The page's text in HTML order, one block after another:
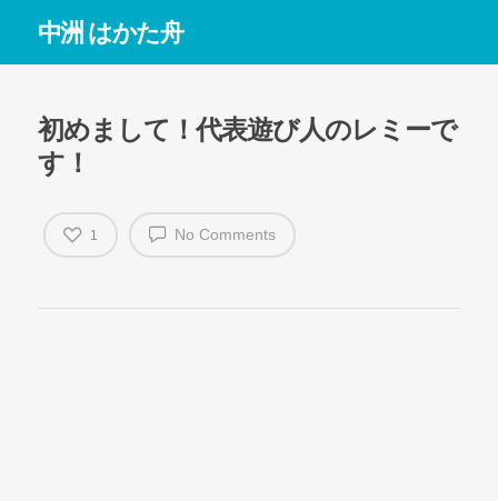
中洲 はかた舟
初めまして！代表遊び人のレミーで
す！
No Comments
1